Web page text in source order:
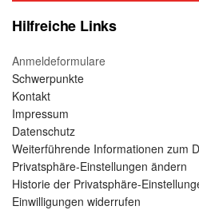
Hilfreiche Links
Anmeldeformulare
Schwerpunkte
Kontakt
Impressum
Datenschutz
Weiterführende Informationen zum
Privatsphäre-Einstellungen ändern
Historie der Privatsphäre-
Einwilligungen widerrufen